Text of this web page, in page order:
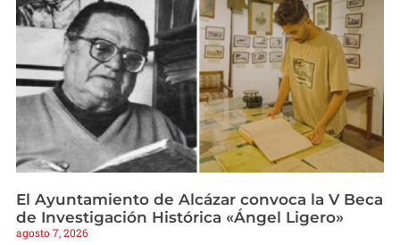
El Ayuntamiento de Alcázar convoca la V Beca
de Investigación Histórica «Ángel Ligero»
agosto 7, 2026